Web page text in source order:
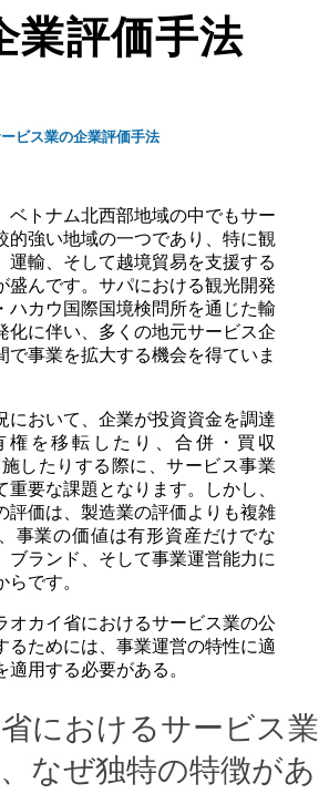
業評価手法
ビス業の企業評価手法
ベトナム北西部地域の中でもサー
的強い地域の一つであり、特に観
運輸、そして越境貿易を支援する
盛んです。サパにおける観光開発
ハカウ国際国境検問所を通じた輸
化に伴い、多くの地元サービス企
で事業を拡大する機会を得ていま
において、企業が投資資金を調達
権を移転したり、合併・買収
施したりする際に、サービス事業
重要な課題となります。しかし、
評価は、製造業の評価よりも複雑
事業の価値は有形資産だけでな
ブランド、そして事業運営能力に
らです。
オカイ省におけるサービス業の公
るためには、事業運営の特性に適
適用する必要がある。
におけるサービス業
なぜ独特の特徴があ